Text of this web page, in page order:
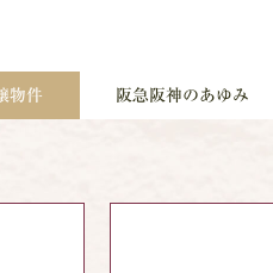
物件 阪急阪神のあゆみ